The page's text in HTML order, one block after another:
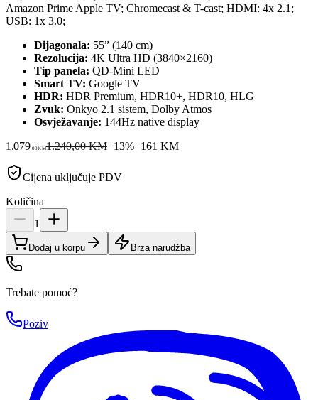
Amazon Prime Apple TV; Chromecast & T-cast; HDMI: 4x 2.1;
USB: 1x 3.0;
Dijagonala: 55” (140 cm)
Rezolucija: 4K Ultra HD (3840×2160)
Tip panela: QD-Mini LED
Smart TV: Google TV
HDR: HDR Premium, HDR10+, HDR10, HLG
Zvuk: Onkyo 2.1 sistem, Dolby Atmos
Osvježavanje: 144Hz native display
1.079 00KM1.240,00 KM−13%−161 KM
Cijena uključuje PDV
Količina
1
Dodaj u korpu Brza narudžba
Trebate pomoć?
Poziv